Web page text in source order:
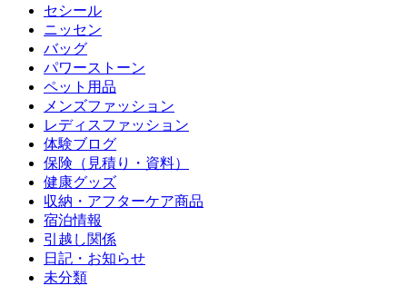
セシール
ニッセン
バッグ
パワーストーン
ペット用品
メンズファッション
レディスファッション
体験ブログ
保険（見積り・資料）
健康グッズ
収納・アフターケア商品
宿泊情報
引越し関係
日記・お知らせ
未分類